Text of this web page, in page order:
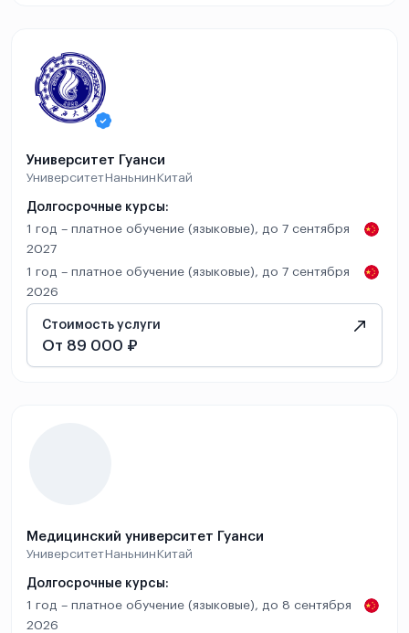
Университет Гуанси
Университет Наньнин Китай
Долгосрочные курсы:
1 год – платное обучение (языковые), до 7 сентября
2027
1 год – платное обучение (языковые), до 7 сентября
2026
Стоимость услуги
От 89 000 ₽
Медицинский университет Гуанси
Университет Наньнин Китай
Долгосрочные курсы:
1 год – платное обучение (языковые), до 8 сентября
2026